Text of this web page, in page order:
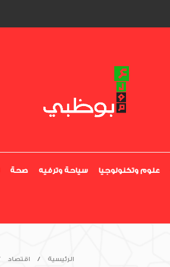
صحة سياحة وترفيه علوم وتكنولوجيا
الرئيسية اقتصاد